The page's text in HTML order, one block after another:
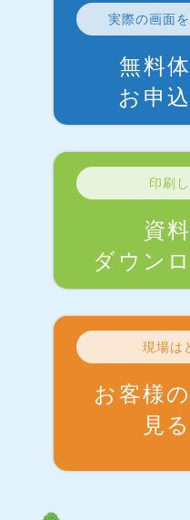
実際の画面
無料
お申
印刷
資料
ダウン
現場は
お客様
見る